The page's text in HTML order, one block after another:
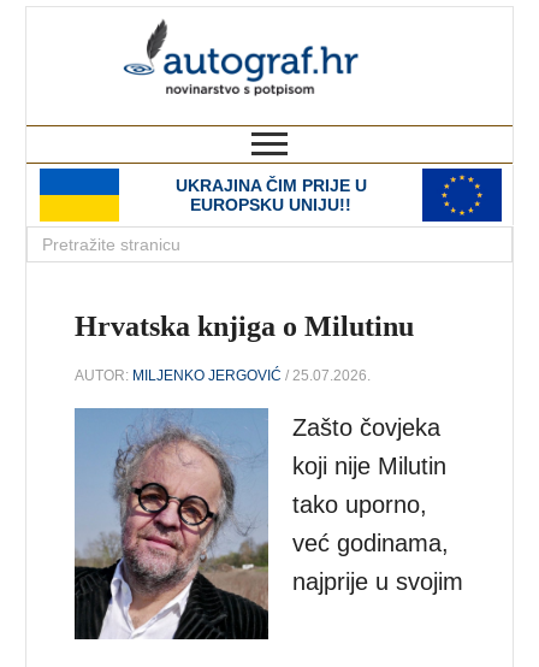
UKRAJINA ČIM PRIJE U
EUROPSKU UNIJU!!
Hrvatska knjiga o Milutinu
AUTOR: MILJENKO JERGOVIĆ / 25.07.2026.
Zašto čovjeka
koji nije Milutin
tako uporno,
već godinama,
najprije u svojim